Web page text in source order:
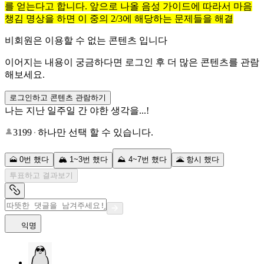
를 얻는다고 합니다. 앞으로 나올 음성 가이드에 따라서 마음
챙김 명상을 하면 이 중의 2/3에 해당하는 문제들을 해결
비회원은 이용할 수 없는 콘텐츠 입니다
이어지는 내용이 궁금하다면 로그인 후 더 많은 콘텐츠를 관람
해보세요.
로그인하고 콘텐츠 관람하기
나는 지난 일주일 간 야한 생각을...!
3199 하나만 선택 할 수 있습니다.
🗻 0번 했다 🏔 1~3번 했다 ⛰ 4~7번 했다
🌋 항시 했다
투표하고 결과보기
익명